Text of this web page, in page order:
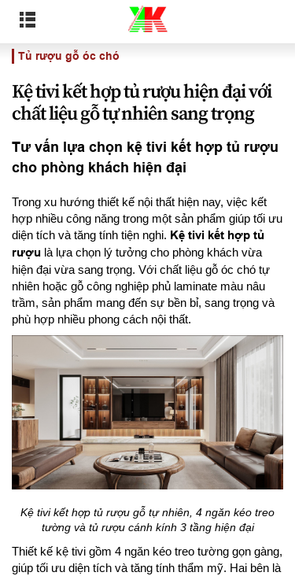
Tủ rượu gỗ óc chó
Kệ tivi kết hợp tủ rượu hiện đại với
chất liệu gỗ tự nhiên sang trọng
Tư vấn lựa chọn kệ tivi kết hợp tủ rượu
cho phòng khách hiện đại
Trong xu hướng thiết kế nội thất hiện nay, việc kết
hợp nhiều công năng trong một sản phẩm giúp tối ưu
diện tích và tăng tính tiện nghi. Kệ tivi kết hợp tủ
rượu là lựa chọn lý tưởng cho phòng khách vừa
hiện đại vừa sang trọng. Với chất liệu gỗ óc chó tự
nhiên hoặc gỗ công nghiệp phủ laminate màu nâu
trầm, sản phẩm mang đến sự bền bỉ, sang trọng và
phù hợp nhiều phong cách nội thất.
Kệ tivi kết hợp tủ rượu gỗ tự nhiên, 4 ngăn kéo treo
tường và tủ rượu cánh kính 3 tầng hiện đại
Thiết kế kệ tivi gồm 4 ngăn kéo treo tường gọn gàng,
giúp tối ưu diện tích và tăng tính thẩm mỹ. Hai bên là